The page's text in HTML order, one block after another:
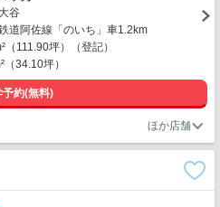
谷
道阿佐線「のいち」車1.2km
（111.90坪）（登記）
（34.10坪）
予約(無料)